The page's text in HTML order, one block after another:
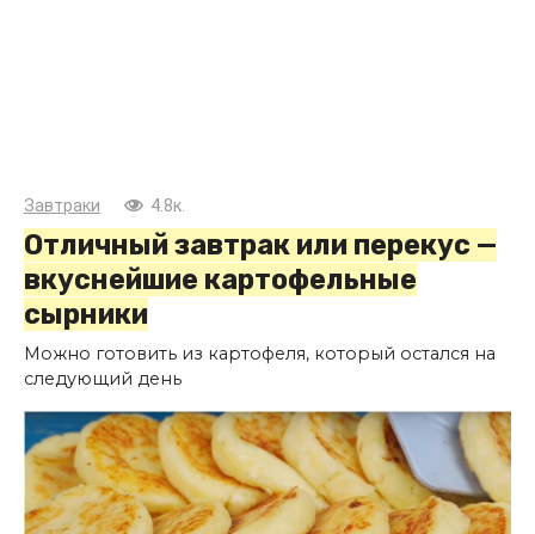
Завтраки 4.8к.
Отличный завтрак или перекус —
вкуснейшие картофельные
сырники
Можно готовить из картофеля, который остался на
следующий день